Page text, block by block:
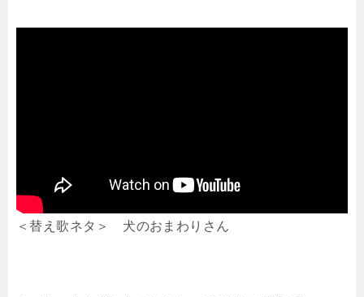
＜替え歌ネタ＞ 犬のおまわりさん